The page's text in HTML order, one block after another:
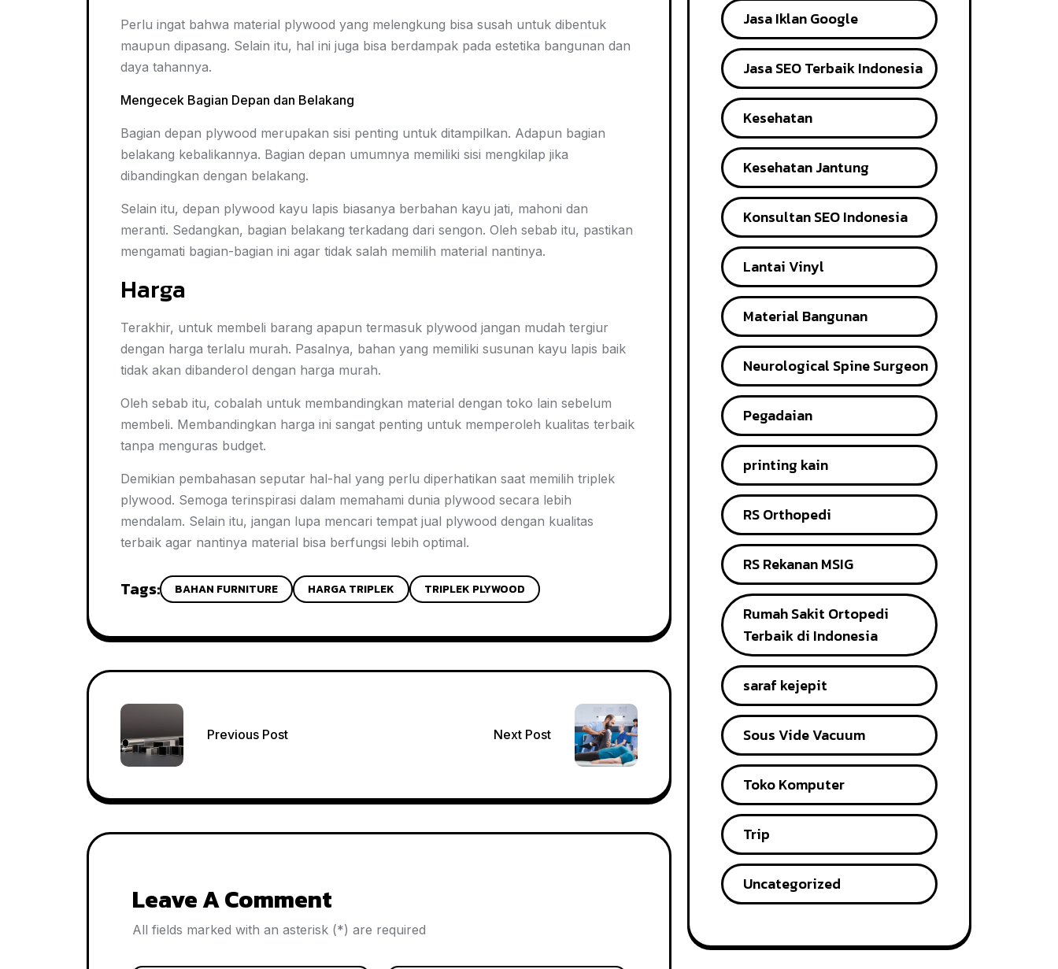
Perlu ingat bahwa material plywood yang melengkung bisa susah untuk dibentuk
maupun dipasang. Selain itu, hal ini juga bisa berdampak pada estetika bangunan dan
daya tahannya.
Mengecek Bagian Depan dan Belakang
Bagian depan plywood merupakan sisi penting untuk ditampilkan. Adapun bagian
belakang kebalikannya. Bagian depan umumnya memiliki sisi mengkilap jika
dibandingkan dengan belakang.
Selain itu, depan plywood kayu lapis biasanya berbahan kayu jati, mahoni dan
meranti. Sedangkan, bagian belakang terkadang dari sengon. Oleh sebab itu, pastikan
mengamati bagian-bagian ini agar tidak salah memilih material nantinya.
Harga
Terakhir, untuk membeli barang apapun termasuk plywood jangan mudah tergiur
dengan harga terlalu murah. Pasalnya, bahan yang memiliki susunan kayu lapis baik
tidak akan dibanderol dengan harga murah.
Oleh sebab itu, cobalah untuk membandingkan material dengan toko lain sebelum
membeli. Membandingkan harga ini sangat penting untuk memperoleh kualitas terbaik
tanpa menguras budget.
Demikian pembahasan seputar hal-hal yang perlu diperhatikan saat memilih triplek
plywood. Semoga terinspirasi dalam memahami dunia plywood secara lebih
mendalam. Selain itu, jangan lupa mencari tempat jual plywood dengan kualitas
terbaik agar nantinya material bisa berfungsi lebih optimal.
Tags: BAHAN FURNITURE HARGA TRIPLEK TRIPLEK PLYWOOD
Post
navigation
Previous Post Next Post
Leave A Comment
All fields marked with an asterisk (*) are required
Jasa Iklan Google
Jasa SEO Terbaik Indonesia
Kesehatan
Kesehatan Jantung
Konsultan SEO Indonesia
Lantai Vinyl
Material Bangunan
Neurological Spine Surgeon
Pegadaian
printing kain
RS Orthopedi
RS Rekanan MSIG
Rumah Sakit Ortopedi
Terbaik di Indonesia
saraf kejepit
Sous Vide Vacuum
Toko Komputer
Trip
Uncategorized